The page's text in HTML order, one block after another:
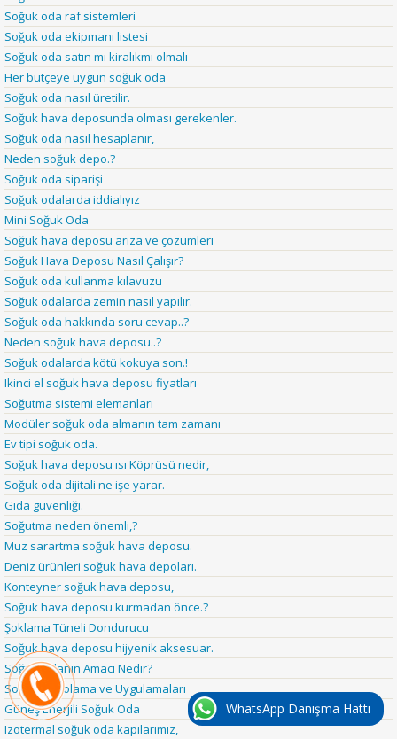
Soğuk oda raf sistemleri
Soğuk oda ekipmanı listesi
Soğuk oda satın mı kiralıkmı olmalı
Her bütçeye uygun soğuk oda
Soğuk oda nasıl üretilir.
Soğuk hava deposunda olması gerekenler.
Soğuk oda nasıl hesaplanır,
Neden soğuk depo.?
Soğuk oda siparişi
Soğuk odalarda iddialıyız
Mini Soğuk Oda
Soğuk hava deposu arıza ve çözümleri
Soğuk Hava Deposu Nasıl Çalışır?
Soğuk oda kullanma kılavuzu
Soğuk odalarda zemin nasıl yapılır.
Soğuk oda hakkında soru cevap..?
Neden soğuk hava deposu..?
Soğuk odalarda kötü kokuya son.!
Ikinci el soğuk hava deposu fiyatları
Soğutma sistemi elemanları
Modüler soğuk oda almanın tam zamanı
Ev tipi soğuk oda.
Soğuk hava deposu ısı Köprüsü nedir,
Soğuk oda dijitali ne işe yarar.
Gıda güvenliği.
Soğutma neden önemli,?
Muz sarartma soğuk hava deposu.
Deniz ürünleri soğuk hava depoları.
Konteyner soğuk hava deposu,
Soğuk hava deposu kurmadan önce.?
Şoklama Tüneli Dondurucu
Soğuk hava deposu hijyenik aksesuar.
Soğuk Odanın Amacı Nedir?
Soğuk Depolama ve Uygulamaları
Güneş Enerjili Soğuk Oda
Izotermal soğuk oda kapılarımız,
WhatsApp Danışma Hattı